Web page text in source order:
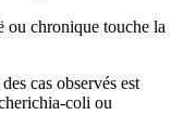
ou chronique touche la
cas observés est
coli ou